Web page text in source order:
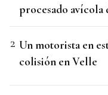
procesado avícola
Un motorista en
colisión en Velle